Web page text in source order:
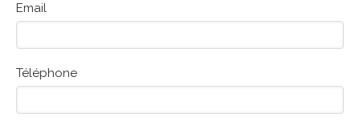
Email
Téléphone